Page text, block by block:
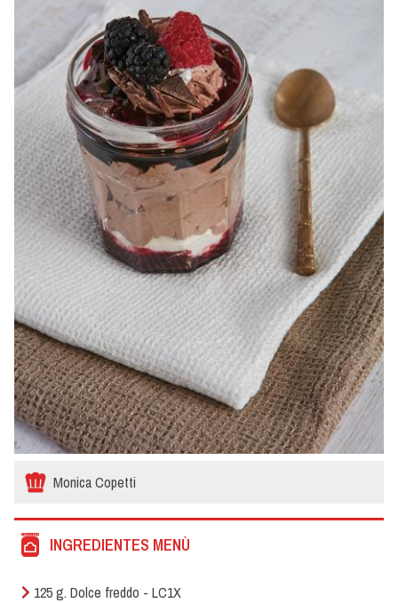
Monica Copetti
INGREDIENTES MENÙ
125 g. Dolce freddo - LC1X